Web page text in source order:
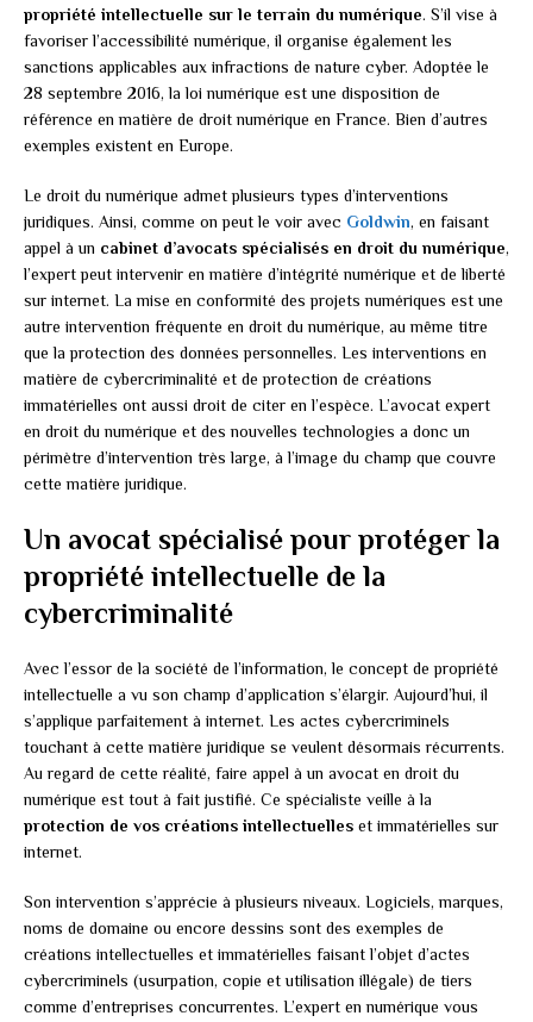
propriété intellectuelle sur le terrain du numérique. S’il vise à
favoriser l’accessibilité numérique, il organise également les
sanctions applicables aux infractions de nature cyber. Adoptée le
28 septembre 2016, la loi numérique est une disposition de
référence en matière de droit numérique en France. Bien d’autres
exemples existent en Europe.
Le droit du numérique admet plusieurs types d’interventions
juridiques. Ainsi, comme on peut le voir avec Goldwin, en faisant
appel à un cabinet d’avocats spécialisés en droit du numérique,
l’expert peut intervenir en matière d’intégrité numérique et de liberté
sur internet. La mise en conformité des projets numériques est une
autre intervention fréquente en droit du numérique, au même titre
que la protection des données personnelles. Les interventions en
matière de cybercriminalité et de protection de créations
immatérielles ont aussi droit de citer en l’espèce. L’avocat expert
en droit du numérique et des nouvelles technologies a donc un
périmètre d’intervention très large, à l’image du champ que couvre
cette matière juridique.
Un avocat spécialisé pour protéger la
propriété intellectuelle de la
cybercriminalité
Avec l’essor de la société de l’information, le concept de propriété
intellectuelle a vu son champ d’application s’élargir. Aujourd’hui, il
s’applique parfaitement à internet. Les actes cybercriminels
touchant à cette matière juridique se veulent désormais récurrents.
Au regard de cette réalité, faire appel à un avocat en droit du
numérique est tout à fait justifié. Ce spécialiste veille à la
protection de vos créations intellectuelles et immatérielles sur
internet.
Son intervention s’apprécie à plusieurs niveaux. Logiciels, marques,
noms de domaine ou encore dessins sont des exemples de
créations intellectuelles et immatérielles faisant l’objet d’actes
cybercriminels (usurpation, copie et utilisation illégale) de tiers
comme d’entreprises concurrentes. L’expert en numérique vous